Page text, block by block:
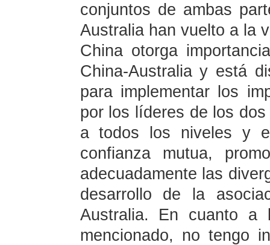
conjuntos de ambas
Australia han vuelto a la
China otorga
China-Australia y está
para implementar los
por los líderes de los
a todos los niveles y
confianza mutua,
adecuadamente las
desarrollo de la
Australia. En cuanto a
mencionado, no tengo